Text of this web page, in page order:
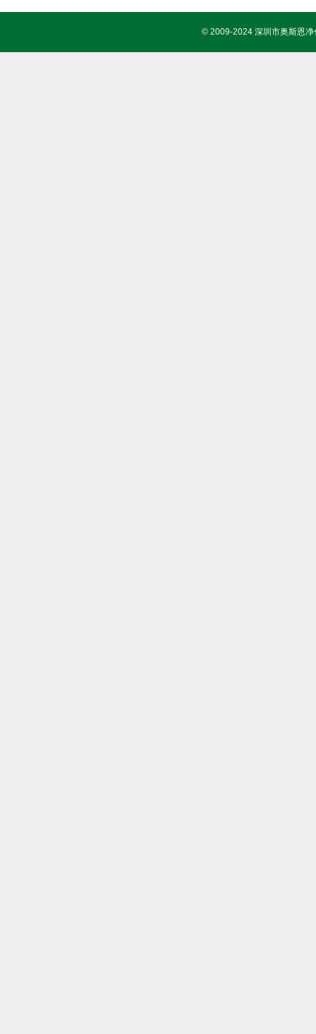
© 2009-2024 深圳市奥斯恩